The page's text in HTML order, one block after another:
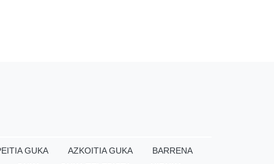
GUKA AZKOITIA GUKA
BARRENA